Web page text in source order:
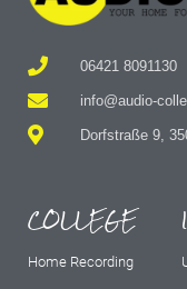
06421 8091130
info@audio-
Dorfstraße 9,
COLLEGE
Home Recording